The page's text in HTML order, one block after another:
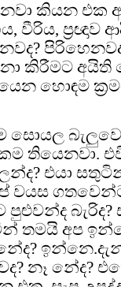
කියන එක
වීරිය, ප්‍රඥාව
කිරීමට අයිති
හොඳම
ම සොයල
තියෙනවා.
එයා
වයස
තමයි අප
නෑ නේද?